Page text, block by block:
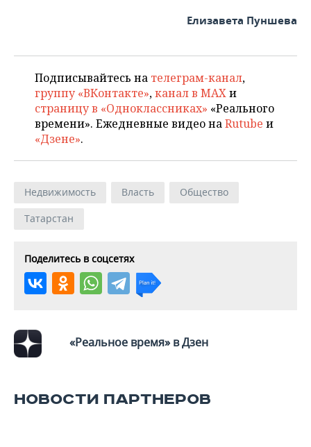
Елизавета Пуншева
Подписывайтесь на телеграм-канал,
группу «ВКонтакте»,канал в MAXи
страницу в «Одноклассниках» «Реального
времени». Ежедневные видео наRutube и
«Дзене».
Недвижимость Власть
Общество
Татарстан
Поделитесь в соцсетях
«Реальное время» в Дзен
НОВОСТИ ПАРТНЕРОВ